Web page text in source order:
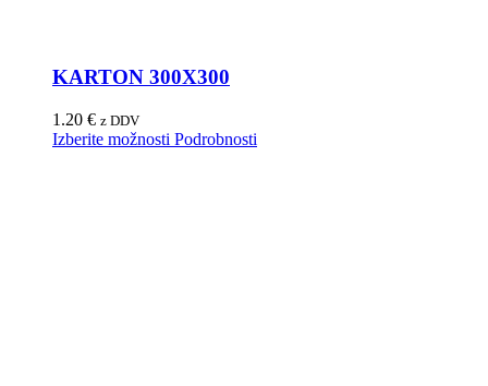
KARTON 300X300
1.20 € z DDV
Izberite možnosti Podrobnosti